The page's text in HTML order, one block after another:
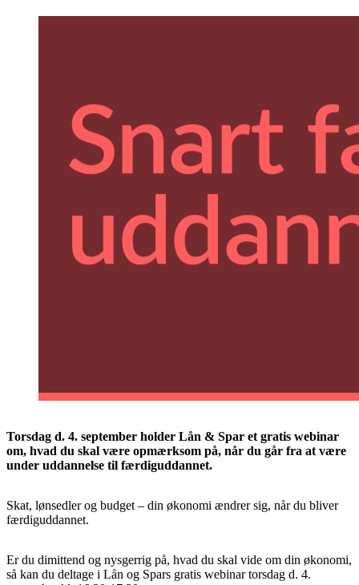
Torsdag d. 4. september holder Lån & Spar et gratis webinar
om, hvad du skal være opmærksom på, når du går fra at være
under uddannelse til færdiguddannet.
Skat, lønsedler og budget – din økonomi ændrer sig, når du bliver
færdiguddannet.
Er du dimittend og nysgerrig på, hvad du skal vide om din økonomi,
så kan du deltage i Lån og Spars gratis webinar torsdag d. 4.